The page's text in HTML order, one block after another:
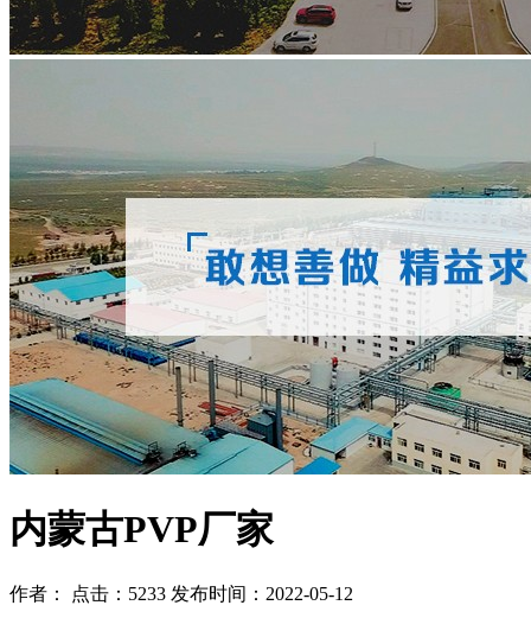
内蒙古PVP厂家
作者： 点击：5233 发布时间：2022-05-12